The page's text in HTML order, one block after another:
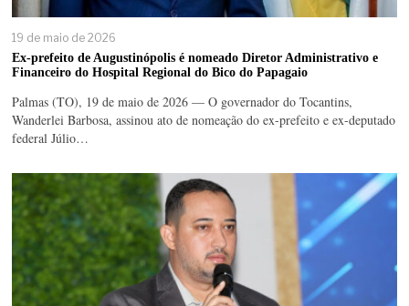
19 de maio de 2026
Ex-prefeito de Augustinópolis é nomeado Diretor Administrativo e
Financeiro do Hospital Regional do Bico do Papagaio
Palmas (TO), 19 de maio de 2026 — O governador do Tocantins,
Wanderlei Barbosa, assinou ato de nomeação do ex-prefeito e ex-deputado
federal Júlio…